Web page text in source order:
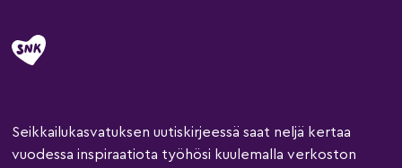
Seikkailukasvatuksen uutiskirjeessä saat neljä kertaa
vuodessa inspiraatiota työhösi kuulemalla verkoston